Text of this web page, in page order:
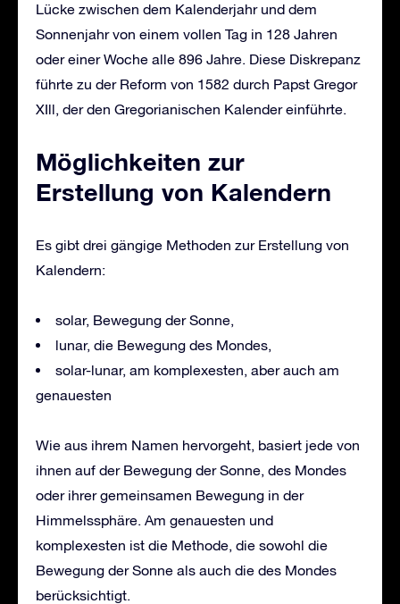
Lücke zwischen dem Kalenderjahr und dem
Sonnenjahr von einem vollen Tag in 128 Jahren
oder einer Woche alle 896 Jahre. Diese Diskrepanz
führte zu der Reform von 1582 durch Papst Gregor
XIll, der den Gregorianischen Kalender einführte.
Möglichkeiten zur
Erstellung von Kalendern
Es gibt drei gängige Methoden zur Erstellung von
Kalendern:
solar, Bewegung der Sonne,
lunar, die Bewegung des Mondes,
solar-lunar, am komplexesten, aber auch am
genauesten
Wie aus ihrem Namen hervorgeht, basiert jede von
ihnen auf der Bewegung der Sonne, des Mondes
oder ihrer gemeinsamen Bewegung in der
Himmelssphäre. Am genauesten und
komplexesten ist die Methode, die sowohl die
Bewegung der Sonne als auch die des Mondes
berücksichtigt.